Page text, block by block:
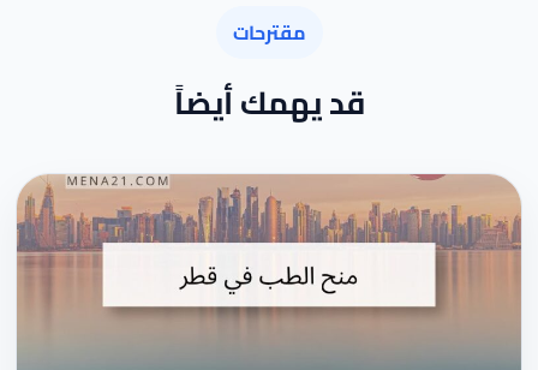
مقترحات
قد يهمك أيضاً